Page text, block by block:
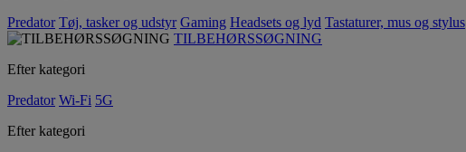
Predator Tøj, tasker og udstyr Gaming Headsets og lyd Tastaturer, mus og stylus
TILBEHØRSSØGNING
Efter kategori
Predator Wi-Fi 5G
Efter kategori